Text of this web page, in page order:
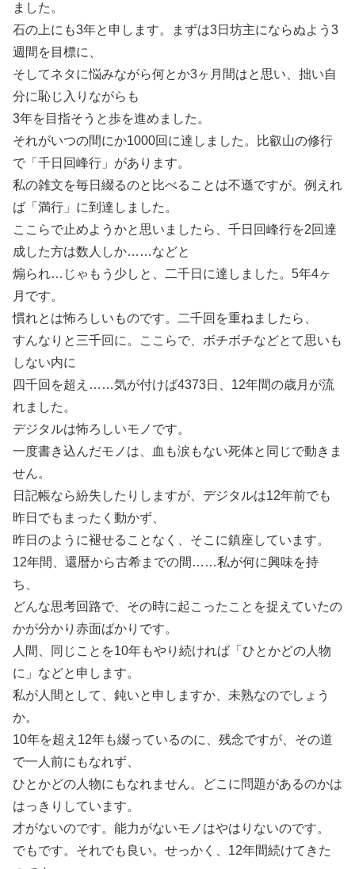
ました。
石の上にも3年と申します。まずは3日坊主にならぬよう3
週間を目標に、
そしてネタに悩みながら何とか3ヶ月間はと思い、拙い自
分に恥じ入りながらも
3年を目指そうと歩を進めました。
それがいつの間にか1000回に達しました。比叡山の修行
で「千日回峰行」があります。
私の雑文を毎日綴るのと比べることは不遜ですが。例えれ
ば「満行」に到達しました。
ここらで止めようかと思いましたら、千日回峰行を2回達
成した方は数人しか……などと
煽られ…じゃもう少しと、二千日に達しました。5年4ヶ
月です。
慣れとは怖ろしいものです。二千回を重ねましたら、
すんなりと三千回に。ここらで、ボチボチなどとて思いも
しない内に
四千回を超え……気が付けば4373日、12年間の歳月が流
れました。
デジタルは怖ろしいモノです。
一度書き込んだモノは、血も涙もない死体と同じで動きま
せん。
日記帳なら紛失したりしますが、デジタルは12年前でも
昨日でもまったく動かず、
昨日のように褪せることなく、そこに鎮座しています。
12年間、還暦から古希までの間……私が何に興味を持
ち、
どんな思考回路で、その時に起こったことを捉えていたの
かが分かり赤面ばかりです。
人間、同じことを10年もやり続ければ「ひとかどの人物
に」などと申します。
私が人間として、鈍いと申しますか、未熟なのでしょう
か。
10年を超え12年も綴っているのに、残念ですが、その道
で一人前にもなれず、
ひとかどの人物にもなれません。どこに問題があるのかは
はっきりしています。
才がないのです。能力がないモノはやはりないのです。
でもです。それでも良い。せっかく、12年間続けてきた